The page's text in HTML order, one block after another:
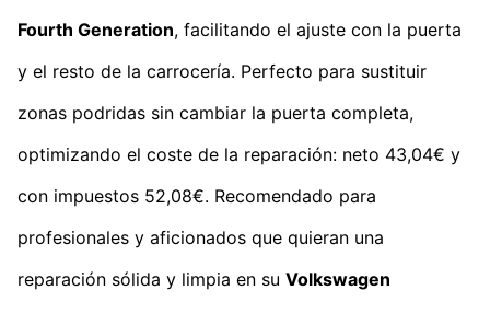
Fourth Generation, facilitando el ajuste con la puerta
y el resto de la carrocería. Perfecto para sustituir
zonas podridas sin cambiar la puerta completa,
optimizando el coste de la reparación: neto 43,04€ y
con impuestos 52,08€. Recomendado para
profesionales y aficionados que quieran una
reparación sólida y limpia en su Volkswagen